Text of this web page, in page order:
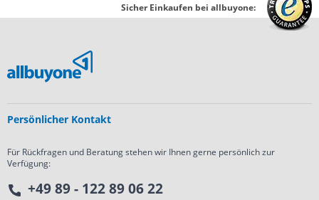
Sicher Einkaufen bei allbuyone:
Persönlicher Kontakt
Für Rückfragen und Beratung stehen wir Ihnen gerne persönlich zur
Verfügung:
+49 89 - 122 89 06 22